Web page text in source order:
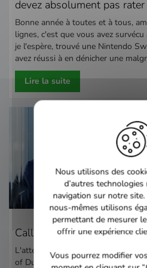
devez absolument pas
Bonne année à toutes et à tous,
lignes, c'est que vous avez
je l'espère, trouvé une Nintendo
avez réussi à en dénicher une
Lire la suite
Call of Duty: Black Ops 7
L'attente touche à sa fin ! Prévu
of Duty: Black Ops 7 débarque
Nous utilisons des
d’autres technologies
navigation sur notre
nous-mêmes utilisons
permettant de mesurer
offrir une expérience
Vous pourrez modifier